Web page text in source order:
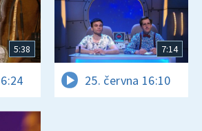
5:38 7:14
25. června 16:10